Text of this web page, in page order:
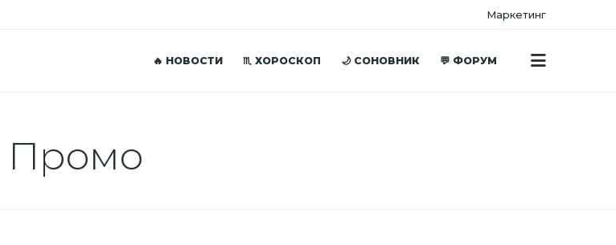
Маркетинг
🔥 НОВОСТИ ♏ ХОРОСКОП 🌙 СОНОВНИК 💬 ФОРУМ
Промо